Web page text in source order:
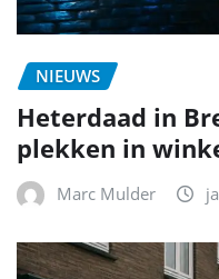
NIEUWS
Heterdaad in
plekken in
Marc Mulder